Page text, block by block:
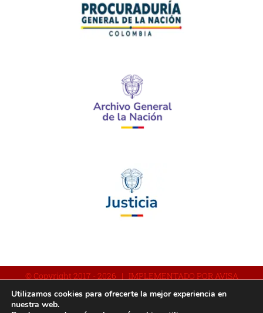
© Copyright 2017 - 2026 | IMPLEMENTADO POR AVISA
Utilizamos cookies para ofrecerte la mejor experiencia en
nuestra web.